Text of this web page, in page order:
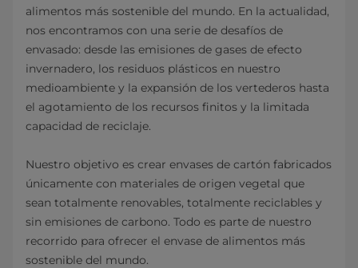
alimentos más sostenible del mundo. En la actualidad,
nos encontramos con una serie de desafíos de
envasado: desde las emisiones de gases de efecto
invernadero, los residuos plásticos en nuestro
medioambiente y la expansión de los vertederos hasta
el agotamiento de los recursos finitos y la limitada
capacidad de reciclaje.
Nuestro objetivo es crear envases de cartón fabricados
únicamente con materiales de origen vegetal que
sean totalmente renovables, totalmente reciclables y
sin emisiones de carbono. Todo es parte de nuestro
recorrido para ofrecer el envase de alimentos más
sostenible del mundo.